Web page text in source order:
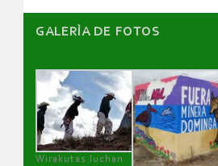
GALERÌA DE FOTOS
Wirakutas luchan